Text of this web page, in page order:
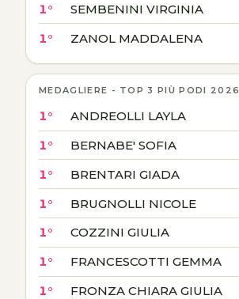
1° SEMBENINI VIRGINIA
1° ZANOL MADDALENA
MEDAGLIERE - TOP 3 PIÙ PODI 2026
1° ANDREOLLI LAYLA
1° BERNABE' SOFIA
1° BRENTARI GIADA
1° BRUGNOLLI NICOLE
1° COZZINI GIULIA
1° FRANCESCOTTI GEMMA
1° FRONZA CHIARA GIULIA